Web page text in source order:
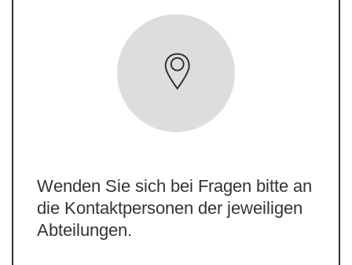
Wenden Sie sich bei Fragen bitte an
die Kontaktpersonen der jeweiligen
Abteilungen.